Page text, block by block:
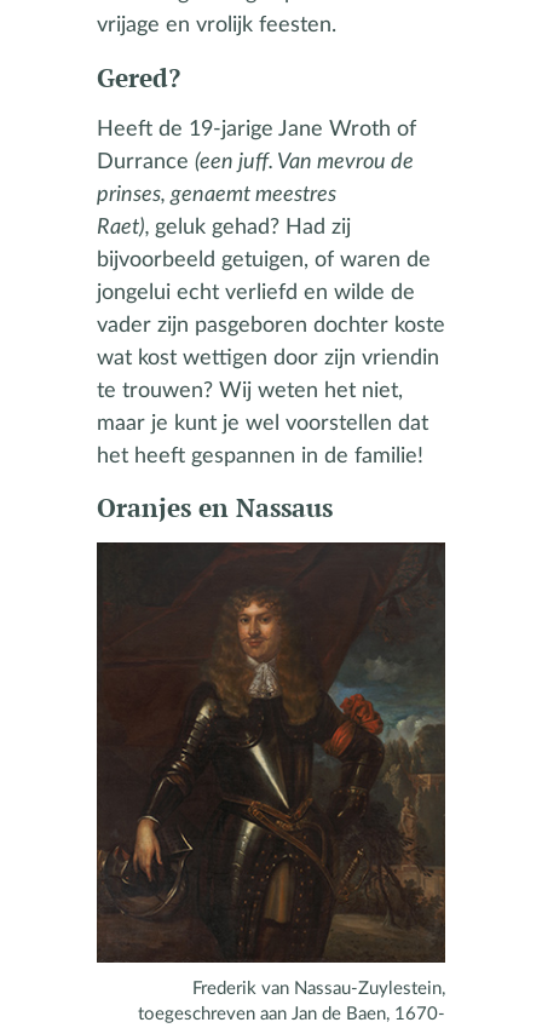
vrijage en vrolijk feesten.
Gered?
Heeft de 19-jarige Jane Wroth of
Durrance (een juff. Van mevrou de
prinses, genaemt meestres
Raet), geluk gehad? Had zij
bijvoorbeeld getuigen, of waren de
jongelui echt verliefd en wilde de
vader zijn pasgeboren dochter koste
wat kost wettigen door zijn vriendin
te trouwen? Wij weten het niet,
maar je kunt je wel voorstellen dat
het heeft gespannen in de familie!
Oranjes en Nassaus
Frederik van Nassau-Zuylestein,
toegeschreven aan Jan de Baen, 1670-